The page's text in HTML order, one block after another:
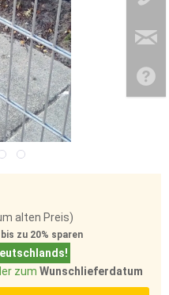
alten Preis)
bis zu 20% sparen
zum Wunschlieferdatum